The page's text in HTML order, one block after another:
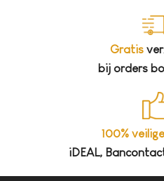
Gratis
bij orders
100% veilige
iDEAL,